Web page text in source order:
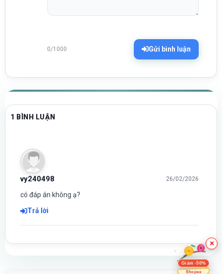
0/1000 Gửi bình luận
1 BÌNH LUẬN
vy240498 26/02/2026
có đáp án không ạ?
Trả lời
×
Giảm -50%
Shopee